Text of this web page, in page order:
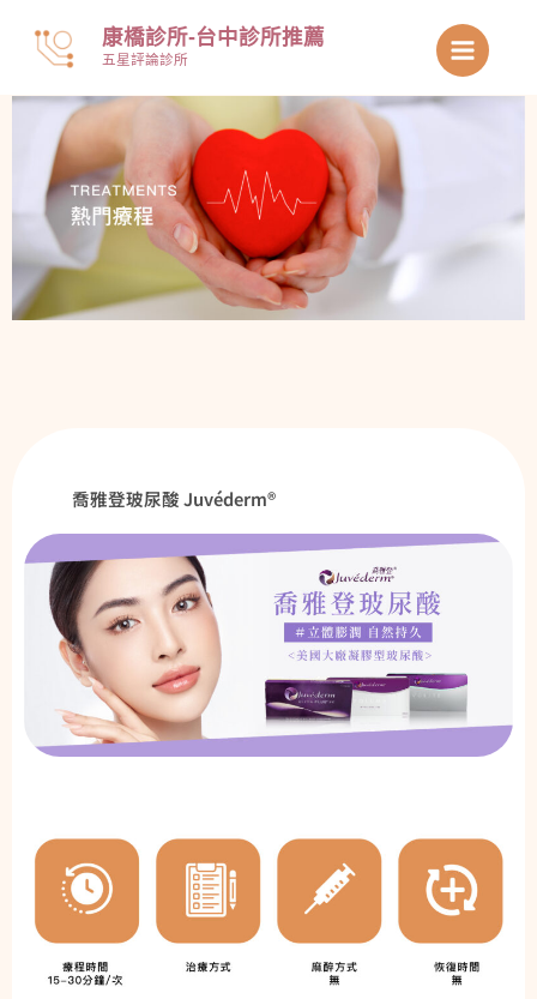
要
康橋診所-台中診所推薦
五星評論診所
喬雅登玻尿酸 Juvéderm®